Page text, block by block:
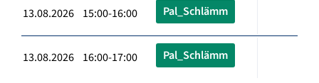
13.08.2026 15:00-16:00 Pal_Schlämm
13.08.2026 16:00-17:00 Pal_Schlämm